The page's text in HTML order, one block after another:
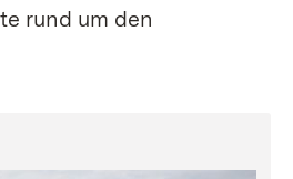
rund um den